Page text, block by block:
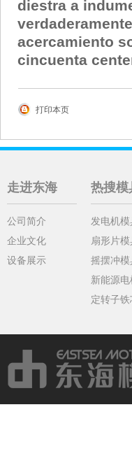
diestra a
acercamiento
cincuenta
打印本页
走进东海
公司简介
企业文化
设备展示
热搜模
发电机模
扇形片模
摇摆冲模
新能源
定转子